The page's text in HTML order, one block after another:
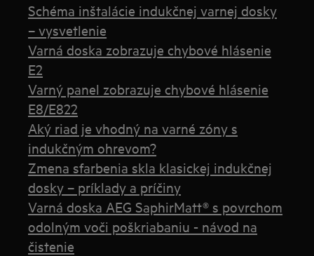
Schéma inštalácie indukčnej varnej dosky
– vysvetlenie
Varná doska zobrazuje chybové hlásenie
E2
Varný panel zobrazuje chybové hlásenie
E8/E822
Aký riad je vhodný na varné zóny s
indukčným ohrevom?
Zmena sfarbenia skla klasickej indukčnej
dosky – príklady a príčiny
Varná doska AEG SaphirMatt® s povrchom
odolným voči poškriabaniu - návod na
čistenie